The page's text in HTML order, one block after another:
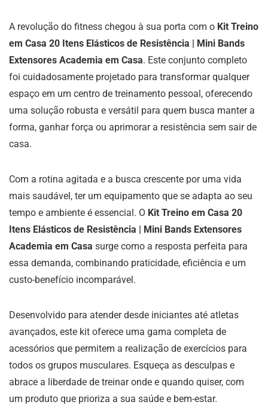
A revolução do fitness chegou à sua porta com o Kit Treino
em Casa 20 Itens Elásticos de Resistência | Mini Bands
Extensores Academia em Casa. Este conjunto completo
foi cuidadosamente projetado para transformar qualquer
espaço em um centro de treinamento pessoal, oferecendo
uma solução robusta e versátil para quem busca manter a
forma, ganhar força ou aprimorar a resistência sem sair de
casa.
Com a rotina agitada e a busca crescente por uma vida
mais saudável, ter um equipamento que se adapta ao seu
tempo e ambiente é essencial. O Kit Treino em Casa 20
Itens Elásticos de Resistência | Mini Bands Extensores
Academia em Casa surge como a resposta perfeita para
essa demanda, combinando praticidade, eficiência e um
custo-benefício incomparável.
Desenvolvido para atender desde iniciantes até atletas
avançados, este kit oferece uma gama completa de
acessórios que permitem a realização de exercícios para
todos os grupos musculares. Esqueça as desculpas e
abrace a liberdade de treinar onde e quando quiser, com
um produto que prioriza a sua saúde e bem-estar.